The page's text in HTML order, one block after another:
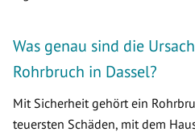
Was genau sind die
Rohrbruch in Dassel?
Mit Sicherheit gehört ein
teuersten Schäden, mit dem